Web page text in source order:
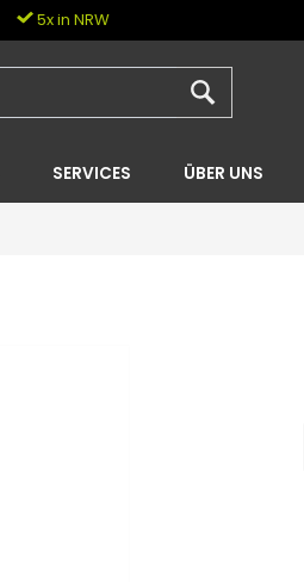
5x in NRW
SERVICES ÜBER UNS